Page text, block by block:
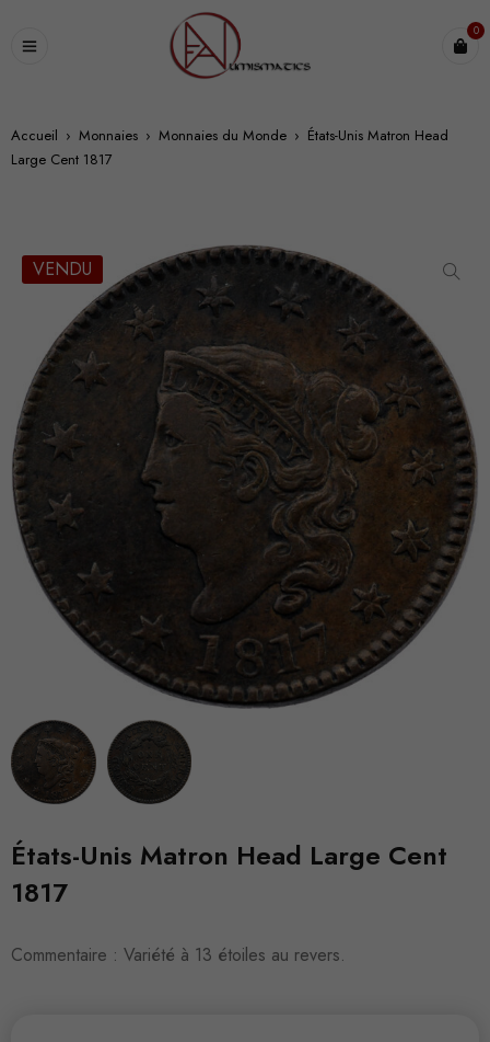
0
Accueil › Monnaies › Monnaies du Monde › États-Unis Matron Head
Large Cent 1817
VENDU
États-Unis Matron Head Large Cent
1817
Commentaire : Variété à 13 étoiles au revers.